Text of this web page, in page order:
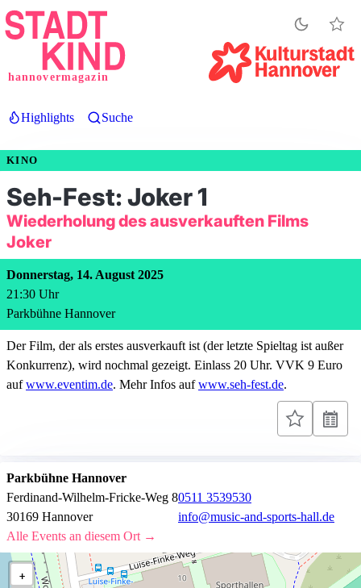
Direkt
zum
hannovermagazin
Highlights Suche
KINO
Seh-Fest: Joker 1
Wiederholung des ausverkauften Films
Joker
Donnerstag, 14. August 2025
21:30 Uhr
Parkbühne Hannover
Der Film, der als erstes ausverkauft ist (der letzte Spieltag ist außer
Konkurrenz), wird nochmal gezeigt. Einlass 20 Uhr. VVK 9 Euro
aufwww.eventim.de. Mehr Infos aufwww.seh-fest.de.
Parkbühne Hannover
Ferdinand-Wilhelm-Fricke-Weg 8
30169 Hannover
0511 3539530
info@music-and-sports-hall.de
Alle Events an diesem Ort →
+